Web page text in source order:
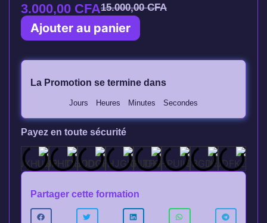
3.000,00 CFA15.000,00CFA
Ajouter au panier
La Promotion se termine dans
Jours Heures Minutes Secondes
Payez en toute sécurité
Partager cette formation